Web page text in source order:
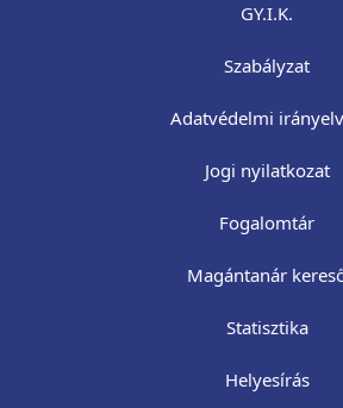
GY.I.K.
Szabályzat
Adatvédelmi
Jogi nyilatkozat
Fogalomtár
Magántanár
Statisztika
Helyesírás